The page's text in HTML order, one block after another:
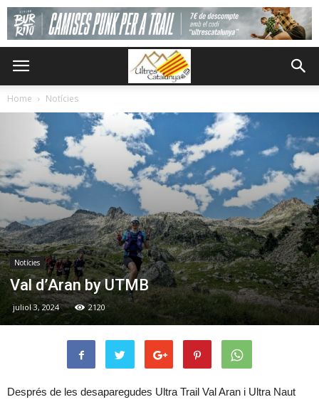
Home Notícies
Notícies
Val d’Aran by UTMB
juliol 3, 2024 2120
Després de les desaparegudes Ultra Trail Val Aran i Ultra Naut